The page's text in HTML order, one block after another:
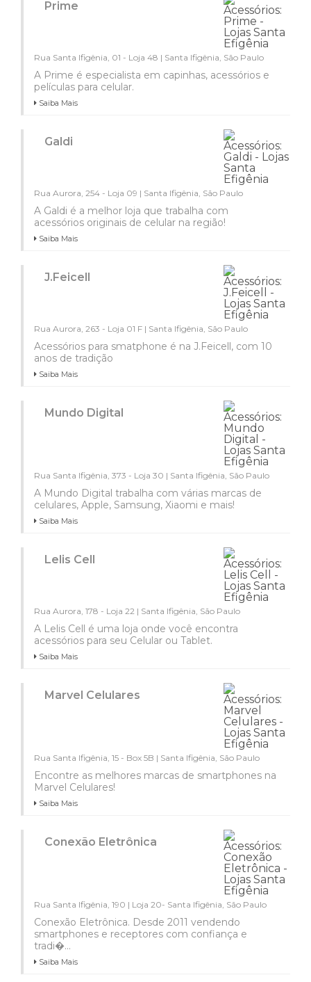
Prime
Rua Santa Ifigênia, 01 - Loja 48 | Santa Ifigênia, São Paulo
A Prime é especialista em capinhas, acessórios e
películas para celular.
Saiba Mais
Galdi
Rua Aurora, 254 - Loja 09 | Santa Ifigênia, São Paulo
A Galdi é a melhor loja que trabalha com
acessórios originais de celular na região!
Saiba Mais
J.Feicell
Rua Aurora, 263 - Loja 01 F | Santa Ifigênia, São Paulo
Acessórios para smatphone é na J.Feicell, com 10
anos de tradição
Saiba Mais
Mundo Digital
Rua Santa Ifigênia, 373 - Loja 30 | Santa Ifigênia, São Paulo
A Mundo Digital trabalha com várias marcas de
celulares, Apple, Samsung, Xiaomi e mais!
Saiba Mais
Lelis Cell
Rua Aurora, 178 - Loja 22 | Santa Ifigênia, São Paulo
A Lelis Cell é uma loja onde você encontra
acessórios para seu Celular ou Tablet.
Saiba Mais
Marvel Celulares
Rua Santa Ifigênia, 15 - Box 5B | Santa Ifigênia, São Paulo
Encontre as melhores marcas de smartphones na
Marvel Celulares!
Saiba Mais
Conexão Eletrônica
Rua Santa Ifigênia, 190 | Loja 20- Santa Ifigênia, São Paulo
Conexão Eletrônica. Desde 2011 vendendo
smartphones e receptores com confiança e
tradi�...
Saiba Mais